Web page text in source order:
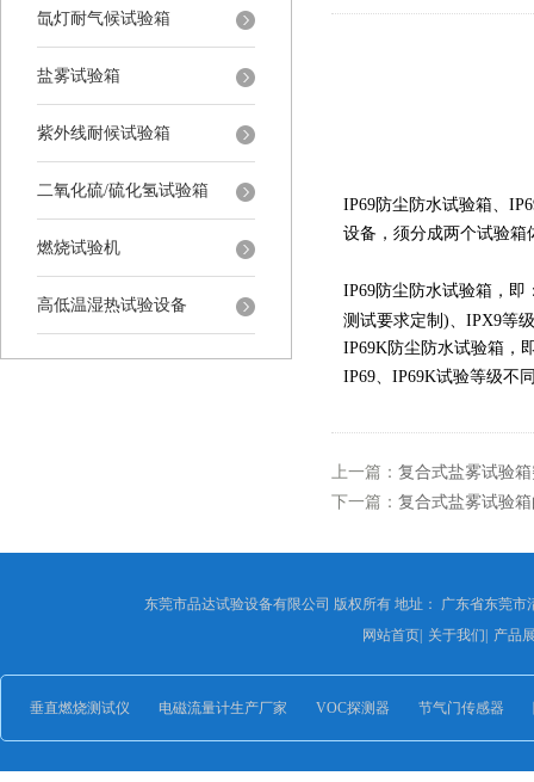
氙灯耐气候试验箱
盐雾试验箱
紫外线耐候试验箱
二氧化硫/硫化氢试验箱
燃烧试验机
高低温湿热试验设备
IP69防尘防水试验箱、
设备，须分成两个试验箱
IP69防尘防水试验箱，即
测试要求定制)、IPX9等
IP69K防尘防水试验箱，
IP69、IP69K试验等级不
上一篇： 复合式盐雾试验
下一篇： 复合式盐雾试验
东莞市品达试验设备有限公司 版权所有 地址： 广东省东莞
网站首页| 关于我们 产品
垂直燃烧测试仪 电磁流量计生产厂家 VOC探测器 节气门传感器